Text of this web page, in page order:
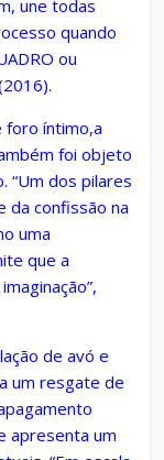
une todas
quando
ou
foro íntimo,a
foi objeto
“Um dos pilares
confissão na
uma
que a
de avó e
um resgate de
apresenta um